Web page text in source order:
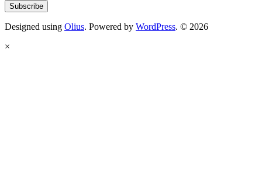
Designed using Olius. Powered by WordPress. © 2026
×